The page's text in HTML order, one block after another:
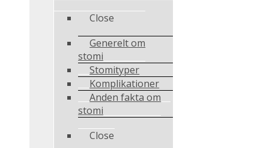
Close
Generelt om
stomi
Stomityper
Komplikationer
Anden fakta om
stomi
Close